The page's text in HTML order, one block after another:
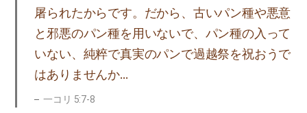
屠られたからです。だから、古いパン種や悪意
と邪悪のパン種を用いないで、パン種の入って
いない、純粹で真実のパンで過越祭を祝おうで
はありませんか…
一コリ 5:7-8